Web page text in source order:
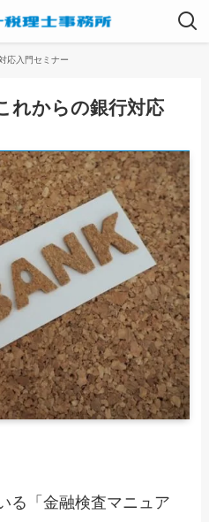
応入門セミナー
れからの銀行対応
る「金融検査マニュア